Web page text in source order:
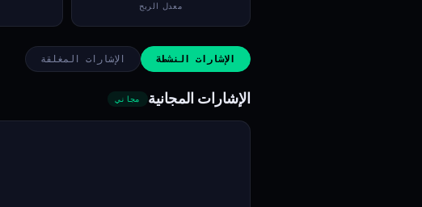
معدل الربح
الإشارات النشطة الإشارات المغلقة
الإشارات المجانية مجاني